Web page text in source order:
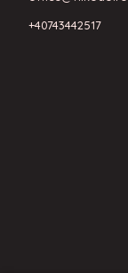
+40743442517